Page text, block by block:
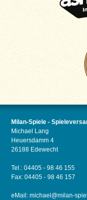
Milan-Spiele -
Michael Lang
Heuersdamm 4
26188 Edewecht
Tel.: 04405 - 98 46 155
Fax: 04405 - 98 46 157
eMail:michael@milan-